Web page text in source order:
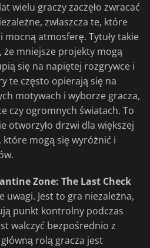
wielu graczy zaczęło zwracać
zwłaszcza te, które
mocną atmosferę. Tytuły takie
że mniejsze projekty mogą
się na napiętej rozgrywce i
te często opierają się na
motywach i wyborze gracza,
czy ogromnych światach. To
otworzyło drzwi dla większej
które mogą się wyróżnić i
Zone: The Last Check
uwagi. Jest to gra niezależna,
punkt kontrolny podczas
walczyć bezpośrednio z
rolą gracza jest